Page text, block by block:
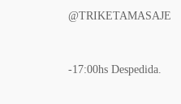
@TRIKETAMASAJE
-17:00hs Despedida.